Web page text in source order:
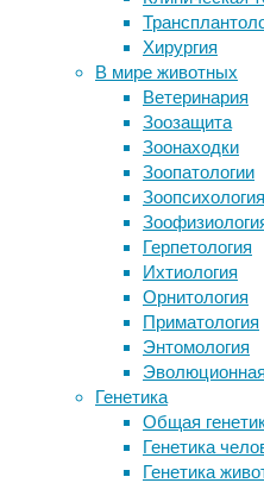
Хирургия
В мире животных
Ветеринария
Зоозащита
Зоонаходки
Зоопатологии
Зоопсихология
Герпетология
Ихтиология
Орнитология
Приматология
Энтомология
Генетика
Общая
Генетика
Генетика
нейробиология,
поведение,
эмоции
Американские
ученые
обнаружили,
что
за
отвержение
конфликтных
решений
(паттерн
поведения,
характерный
для
пессимистично
настроенных
людей
Остеодермы
указали на
Америки 27-23
Птицы летают во
Дефицит
размеров
атмосферы
Клетки готовятся
заранее
Следите за